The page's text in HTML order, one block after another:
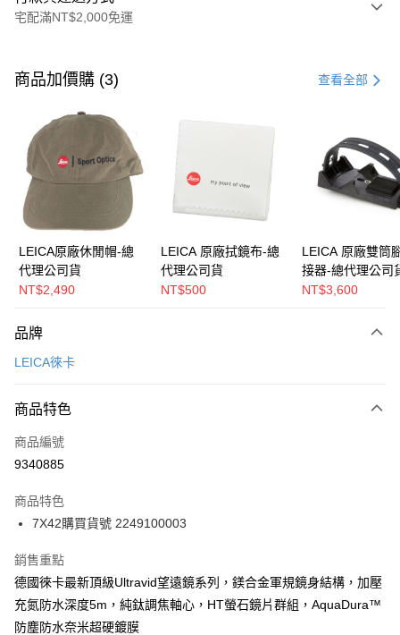
宅配滿NT$2,000免運
信用卡一次付款
Apple Pay
ATM付款
運送方式
郵寄到府(台灣本島適用)
每筆NT$100，滿NT$2,000(含以上)免運費
每筆NT$180，滿NT$2,000(含以上)免運費
商品加價購 (3) 查看全部
LEICA原廠休閒帽-總
代理公司貨
NT$2,490
LEICA 原廠拭鏡布-總
代理公司貨
NT$500
LEICA 原廠雙筒
接器-總代理公司
NT$3,600
品牌
LEICA徠卡
商品特色
商品編號
9340885
商品特色
7X42購買貨號 2249100003
銷售重點
德國徠卡最新頂級Ultravid望遠鏡系列，鎂合金軍規鏡身結構，加壓
充氮防水深度5m，純鈦調焦軸心，HT螢石鏡片群組，AquaDura™
防塵防水奈米超硬鍍膜